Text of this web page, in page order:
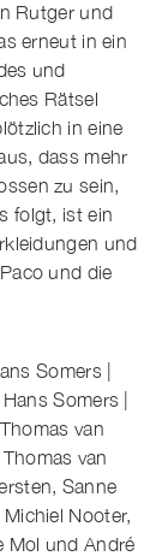
Rutger und
erneut in ein
und
Rätsel
in eine
dass mehr
zu sein,
folgt, ist ein
und
und die
Somers |
Somers |
van
van
Sanne
Nooter,
Mol und André